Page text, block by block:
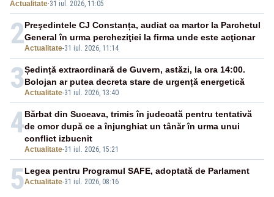
Actualitate·31 iul. 2026, 11:05
2Actualitate-31 iul. 2026, 11:14
Preşedintele CJ Constanța, audiat ca martor la Parchetul
General în urma percheziţiei la firma unde este acţionar
3Actualitate-31 iul. 2026, 13:40
Ședință extraordinară de Guvern, astăzi, la ora 14:00.
Bolojan ar putea decreta stare de urgență energetică
4
Actualitate-31 iul. 2026, 15:21
Bărbat din Suceava, trimis în judecată pentru tentativă
de omor după ce a înjunghiat un tânăr în urma unui
conflict izbucnit
5Actualitate-31 iul. 2026, 08:16
Legea pentru Programul SAFE, adoptată de Parlament